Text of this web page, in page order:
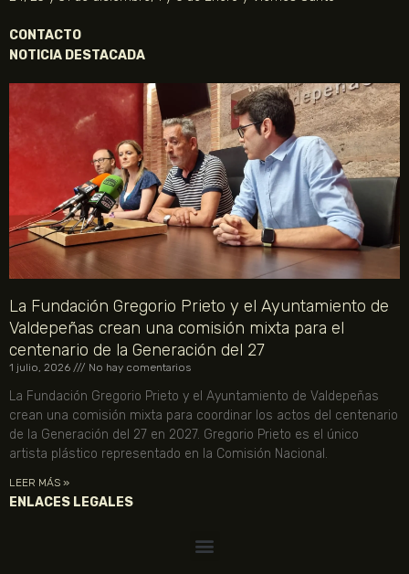
CONTACTO
NOTICIA DESTACADA
La Fundación Gregorio Prieto y el Ayuntamiento de
Valdepeñas crean una comisión mixta para el
centenario de la Generación del 27
1 julio, 2026 No hay comentarios
La Fundación Gregorio Prieto y el Ayuntamiento de Valdepeñas
crean una comisión mixta para coordinar los actos del centenario
de la Generación del 27 en 2027. Gregorio Prieto es el único
artista plástico representado en la Comisión Nacional.
LEER MÁS »
ENLACES LEGALES